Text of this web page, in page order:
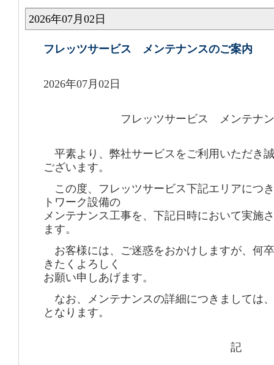
2026年07月02日
フレッツサービス メンテナンスのご案内
2026年07月02日
フレッツサービス メンテナンス
平素より、弊社サービスをご利用いただき
ございます。
この度、フレッツサービス下記エリアにつ
トワーク設備の
メンテナンス工事を、下記日時において実施
ます。
お客様には、ご迷惑をおかけしますが、何
きたくよろしく
お願い申しあげます。
なお、メンテナンスの詳細につきましては
となります。
記